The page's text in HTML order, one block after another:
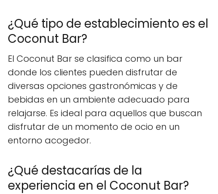
¿Qué tipo de establecimiento es el
Coconut Bar?
El Coconut Bar se clasifica como un bar
donde los clientes pueden disfrutar de
diversas opciones gastronómicas y de
bebidas en un ambiente adecuado para
relajarse. Es ideal para aquellos que buscan
disfrutar de un momento de ocio en un
entorno acogedor.
¿Qué destacarías de la
experiencia en el Coconut Bar?